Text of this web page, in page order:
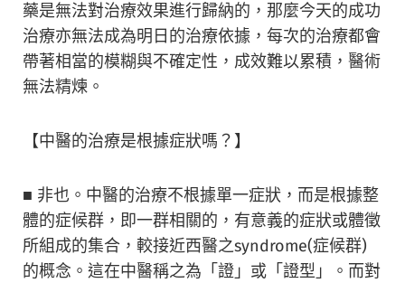
藥是無法對治療效果進行歸納的，那麼今天的成功
治療亦無法成為明日的治療依據，每次的治療都會
帶著相當的模糊與不確定性，成效難以累積，醫術
無法精煉。
【中醫的治療是根據症狀嗎？】
■ 非也。中醫的治療不根據單一症狀，而是根據整
體的症候群，即一群相關的，有意義的症狀或體徵
所組成的集合，較接近西醫之syndrome(症候群)
的概念。這在中醫稱之為「證」或「證型」。而對